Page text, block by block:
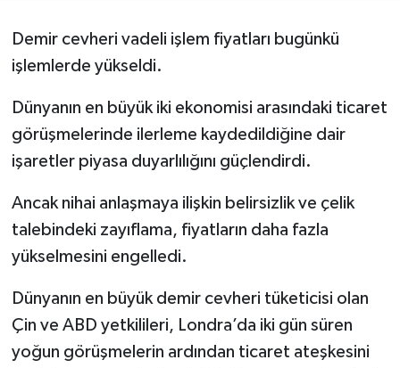
Demir cevheri vadeli işlem fiyatları bugünkü
işlemlerde yükseldi.
Dünyanın en büyük iki ekonomisi arasındaki ticaret
görüşmelerinde ilerleme kaydedildiğine dair
işaretler piyasa duyarlılığını güçlendirdi.
Ancak nihai anlaşmaya ilişkin belirsizlik ve çelik
talebindeki zayıflama, fiyatların daha fazla
yükselmesini engelledi.
Dünyanın en büyük demir cevheri tüketicisi olan
Çin ve ABD yetkilileri, Londra’da iki gün süren
yoğun görüşmelerin ardından ticaret ateşkesini